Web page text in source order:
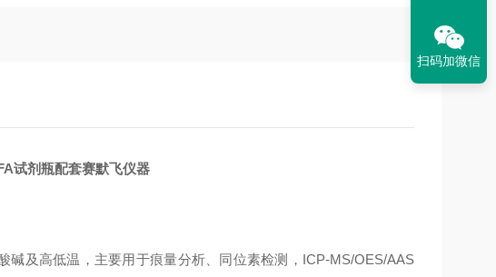
试剂瓶配套赛默飞仪器
碱及高低温，主要用于痕量分析、同位素检测，ICP-MS/OES/AAS
扫码加微信